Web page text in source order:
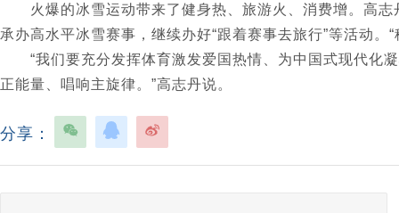
火爆的冰雪运动带来了健身热、旅游火、消费增。高志
承办高水平冰雪赛事，继续办好“跟着赛事去旅行”等活动
“我们要充分发挥体育激发爱国热情、为中国式现代化凝
正能量、唱响主旋律。”高志丹说。
分享：